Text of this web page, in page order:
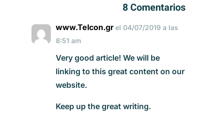
8 Comentarios
www.Telcon.grel 04/07/2019 a las
8:51 am
Very good article! We will be
linking to this great content on our
website.
Keep up the great writing.